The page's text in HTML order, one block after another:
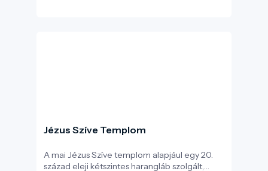
Jézus Szíve Templom
A mai Jézus Szíve templom alapjául egy 20.
század eleji kétszintes harangláb szolgált,